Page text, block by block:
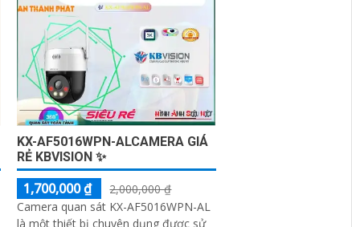
KX-AF5016WPN-ALCAMERA GIÁ
RẺ KBVISION ✨
1,700,000 ₫
2,000,000 ₫
Camera quan sát KX-AF5016WPN-AL
là một thiết bị chuyên dụng được sử